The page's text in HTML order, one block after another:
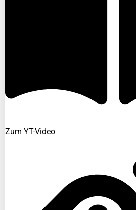
Zum YT-Video